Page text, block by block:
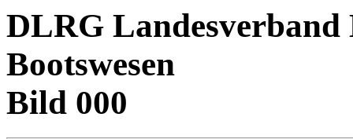
DLRG Landesverband
Bootswesen
Bild 000